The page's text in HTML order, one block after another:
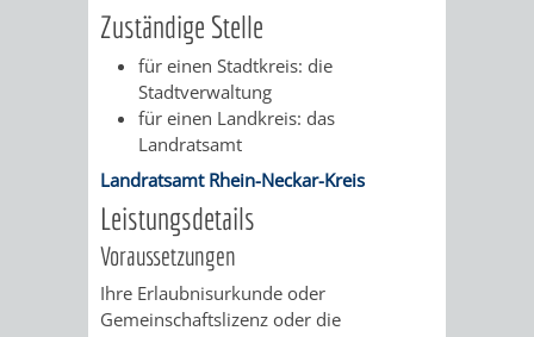
DES
OFFENEN
DENKMALS
ABWASSERBESEITIGUNG
ERSCHLIESSUNGSBEITRAG
ANTRAGSVERFAHREN
VERMIETE
DOCH
Zuständige Stelle
für einen Stadtkreis: die
Stadtverwaltung
für einen Landkreis: das
Landratsamt
Landratsamt Rhein-Neckar-Kreis
Leistungsdetails
Voraussetzungen
Ihre Erlaubnisurkunde oder
Gemeinschaftslizenz oder die